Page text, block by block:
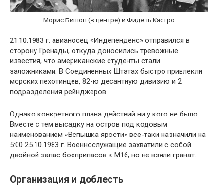
Морис Бишоп (в центре) и Фидель Кастро
21.10.1983 г. авианосец «Индепенденс» отправился в
сторону Гренады, откуда доносились тревожные
известия, что американские студенты стали
заложниками. В Соединенных Штатах быстро привлекли
морских пехотинцев, 82-ю десантную дивизию и 2
подразделения рейнджеров.
Однако конкретного плана действий ни у кого не было.
Вместе с тем высадку на остров под кодовым
наименованием «Вспышка ярости» все-таки назначили на
5:00 25.10.1983 г. Военнослужащие захватили с собой
двойной запас боеприпасов к М16, но не взяли гранат.
Организация и доблесть